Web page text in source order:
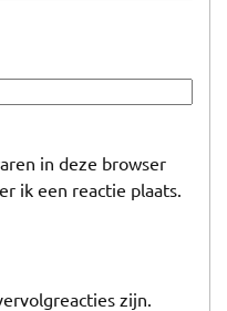
in deze browser
ik een reactie plaats.
zijn.